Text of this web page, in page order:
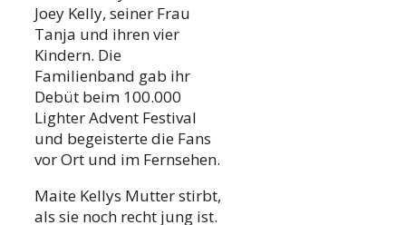
Joey Kelly, seiner Frau
Tanja und ihren vier
Kindern. Die
Familienband gab ihr
Debüt beim 100.000
Lighter Advent Festival
und begeisterte die Fans
vor Ort und im Fernsehen.
Maite Kellys Mutter stirbt,
als sie noch recht jung ist.